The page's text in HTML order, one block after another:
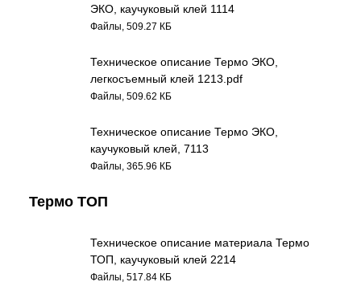
ЭКО, каучуковый клей 1114
Файлы, 509.27 КБ
Техническое описание Термо ЭКО,
легкосъемный клей 1213.pdf
Файлы, 509.62 КБ
Техническое описание Термо ЭКО,
каучуковый клей, 7113
Файлы, 365.96 КБ
Термо ТОП
Техническое описание материала Термо
ТОП, каучуковый клей 2214
Файлы, 517.84 КБ